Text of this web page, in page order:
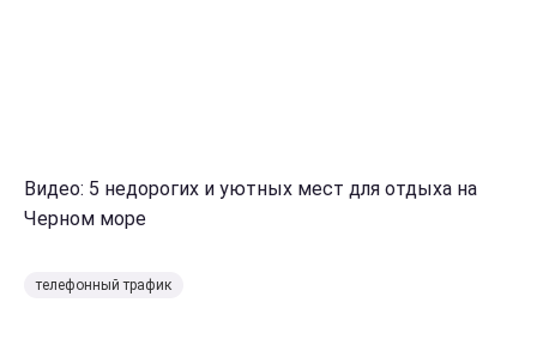
Видео: 5 недорогих и уютных мест для отдыха на
Черном море
телефонный трафик